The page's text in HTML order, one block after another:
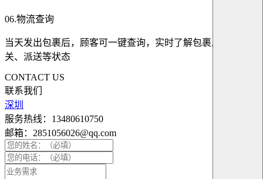
06.物流查询
当天发出包裹后，顾客可一键查询，实时了解包裹从转运、通
关、派送等状态
CONTACT US
联系我们
深圳
服务热线：13480610750
邮箱：2851056026@qq.com